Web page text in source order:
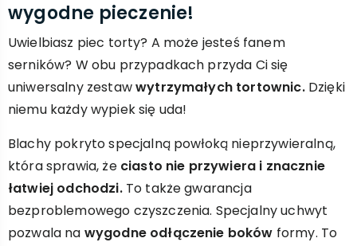
wygodne pieczenie!
Uwielbiasz piec torty? A może jesteś fanem
serników? W obu przypadkach przyda Ci się
uniwersalny zestawwytrzymałych tortownic.Dzięki
niemu każdy wypiek się uda!
Blachy pokryto specjalną powłoką nieprzywieralną,
która sprawia, że ciasto nie przywiera i znacznie
łatwiej odchodzi.To także gwarancja
bezproblemowego czyszczenia. Specjalny uchwyt
pozwala na wygodne odłączenie boków formy. To